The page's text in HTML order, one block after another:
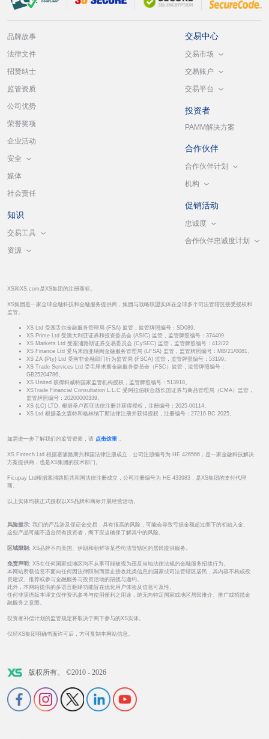
品牌故事
法律文件
招贤纳士
监管资质
公司优势
荣誉奖项
企业活动
安全
媒体
社会责任
知识
交易工具
资源
交易中心
交易市场
交易账户
交易平台
投资者
PAMM解决方案
合作伙伴
合作伙伴计划
机构
促销活动
忠诚度
合作伙伴忠诚度计划
XS和XS.com是XS集团的注册商标。
XS集团是一家全球金融科技和金融服务提供商，集团与战略联盟实体在全球多个司法管辖区接受授权和
监管。
XS Ltd 受塞舌尔金融服务管理局 (FSA) 监管，监管牌照编号：SD089。
XS Prime Ltd 受澳大利亚证券和投资委员会 (ASIC) 监管，监管牌照编号：374409
XS Markets Ltd 受塞浦路斯证券交易委员会 (CySEC) 监管，监管牌照编号：412/22
XS Finance Ltd 受马来西亚纳闽金融服务管理局 (LFSA) 监管，监管牌照编号：MB/21/0081。
XS ZA (Pty) Ltd 受南非金融部门行为监管局 (FSCA) 监管，监管牌照编号：53199。
XS Trade Services Ltd 受毛里求斯金融服务委员会（FSC）监管，监管牌照编号：
GB25204786。
XS United 获得科威特国家监管机构授权，监管牌照编号：513918。
XSTrade Financial Consultation L.L.C 受阿拉伯联合酋长国证券与商品管理局（CMA）监管，
监管牌照编号：20200000339。
XS (LC) LTD. 根据圣卢西亚法律注册并获得授权，注册编号：2025-00114。
XS Ltd 根据圣文森特和格林纳丁斯法律注册并获得授权，注册编号：27216 BC 2025。
如需进一步了解我们的监管资质，请 点击这里 。
XS Fintech Ltd 根据塞浦路斯共和国法律注册成立，公司注册编号为 HE 426566，是一家金融科技解决
方案提供商，也是XS集团的技术部门。
Ficupay Ltd根据塞浦路斯共和国法律注册成立，公司注册编号为 HE 433983，是XS集团的支付代理
商。
以上实体均获正式授权以XS品牌和商标开展经营活动。
风险提示: 我们的产品涉及保证金交易，具有很高的风险，可能会导致亏损金额超过阁下的初始入金。
这些产品可能不适合所有投资者，阁下应当确保了解其中的风险。
区域限制: XS品牌不向美国、伊朗和朝鲜等某些司法管辖区的居民提供服务。
免责声明: XS在任何国家或地区均不从事可能被视为违反当地法律法规的金融服务招揽行为。
本网站所载信息不面向任何因法律限制而禁止接收此类信息的国家或司法管辖区居民，其内容不构成投
资建议、推荐或参与金融服务与投资活动的招揽与邀约。
此外，本网站提供的多语言翻译功能旨在优化用户体验及信息可及性。
任何非英语版本译文仅作资讯参考与使用便利之用途，绝无向特定国家或地区居民推介、推广或招揽金
融服务之意图。
投资者补偿计划的监管规定将取决于阁下参与的XS实体。
仅经XS集团明确书面许可后，方可复制本网站信息。
版权所有。 ©2010 - 2026